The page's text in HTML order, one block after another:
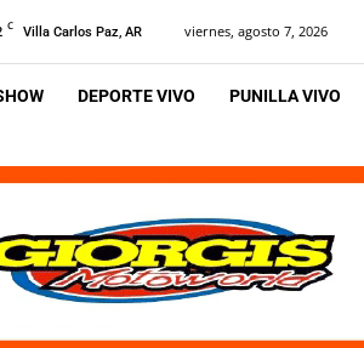
C Villa Carlos Paz, AR viernes, agosto 7, 2026
DEPORTE VIVO PUNILLA VIVO